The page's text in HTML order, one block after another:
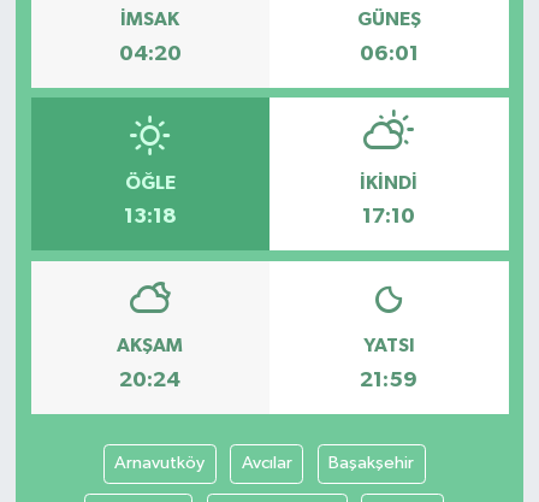
İMSAK
04:20
GÜNEŞ
06:01
ÖĞLE
13:18
İKINDI
17:10
AKŞAM
20:24
YATSI
21:59
Arnavutköy Avcılar Başakşehir
SAGLIK
SİYASET